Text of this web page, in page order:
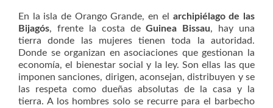
En la isla de Orango Grande, en el archipiélago de las
Bijagós, frente la costa deGuinea Bissau, hay una
tierra donde las mujeres tienen toda la autoridad.
Donde se organizan en asociaciones que gestionan la
economía, el bienestar social y la ley. Son ellas las que
imponen sanciones, dirigen, aconsejan, distribuyen y se
las respeta como dueñas absolutas de la casa y la
tierra. A los hombres solo se recurre para el barbecho